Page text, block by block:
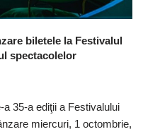
biletele la Festivalul
spectacolelor
35-a ediţii a Festivalului
miercuri, 1 octombrie,